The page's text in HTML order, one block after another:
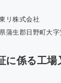
リ株式会社
蒲生郡日野町大
に係る工場